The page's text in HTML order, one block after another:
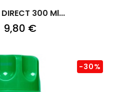
300 Ml...
9,80 €
-30%